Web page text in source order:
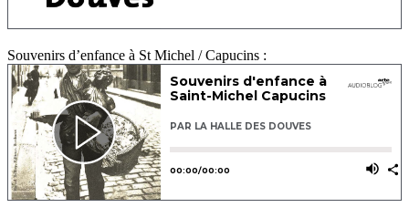
Souvenirs d’enfance à St Michel / Capucins :